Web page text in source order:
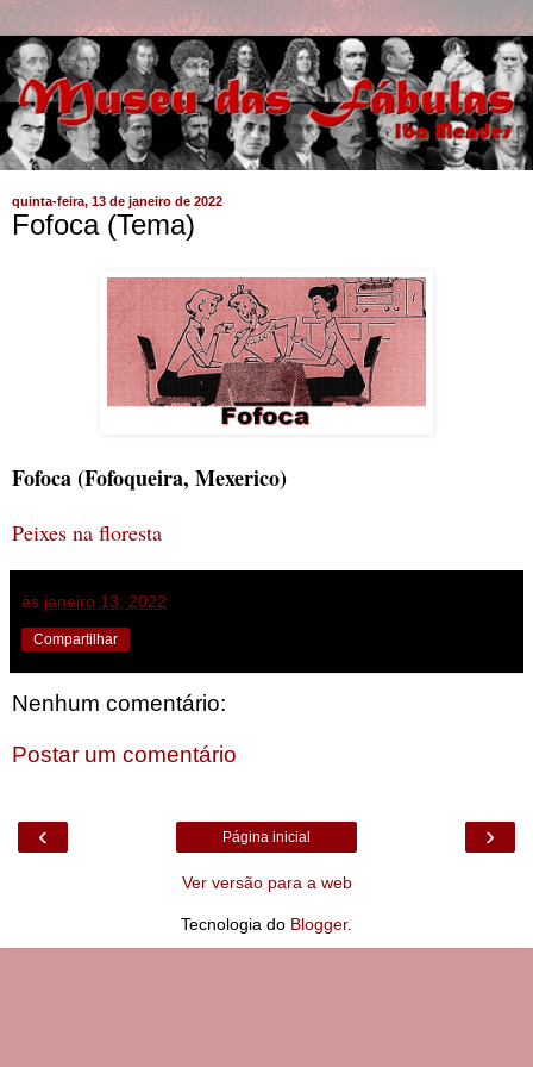
quinta-feira, 13 de janeiro de 2022
Fofoca (Tema)
Fofoca (Fofoqueira, Mexerico)
Peixes na floresta
às janeiro 13, 2022
Compartilhar
Nenhum comentário:
Postar um comentário
‹ ›
Página inicial
Ver versão para a web
Tecnologia do Blogger.